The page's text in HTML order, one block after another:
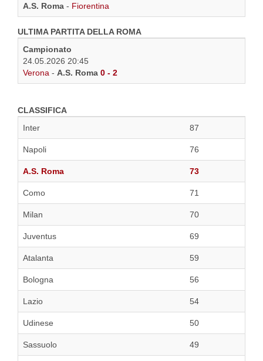
A.S. Roma - Fiorentina
ULTIMA PARTITA DELLA ROMA
Campionato
24.05.2026 20:45
Verona - A.S. Roma 0 - 2
CLASSIFICA
Inter
87
Napoli 76
A.S. Roma 73
Como 71
Milan 70
Juventus 69
Atalanta 59
Bologna 56
Lazio 54
Udinese 50
Sassuolo 49